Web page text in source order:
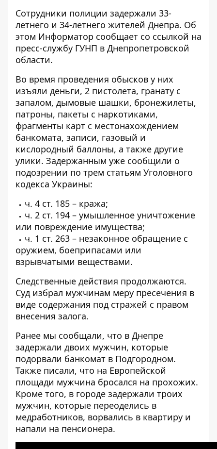
Сотрудники полиции задержали 33-
летнего и 34-летнего жителей Днепра. Об
этом Информатор сообщает со ссылкой на
пресс-службу ГУНП в Днепропетровской
области.
Во время проведения обысков у них
изъяли деньги, 2 пистолета, гранату с
запалом, дымовые шашки, бронежилеты,
патроны, пакеты с наркотиками,
фрагменты карт с местонахождением
банкомата, записи, газовый и
кислородный баллоны, а также другие
улики. Задержанным уже сообщили о
подозрении по трем статьям Уголовного
кодекса Украины:
ч. 4 ст. 185 – кража;
ч. 2 ст. 194 – умышленное уничтожение
или повреждение имущества;
ч. 1 ст. 263 – незаконное обращение с
оружием, боеприпасами или
взрывчатыми веществами.
Следственные действия продолжаются.
Суд избрал мужчинам меру пресечения в
виде содержания под стражей с правом
внесения залога.
Ранее мы сообщали, что в Днепре
задержали двоих мужчин, которые
подорвали банкомат в Подгородном.
Также писали, что на Европейской
площади мужчина бросался на прохожих.
Кроме того, в городе задержали троих
мужчин, которые переоделись в
медработников, ворвались в квартиру и
напали на пенсионера.